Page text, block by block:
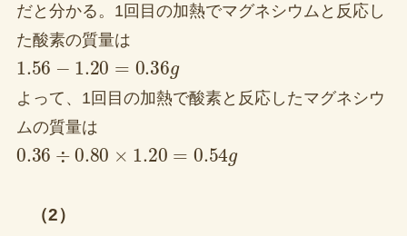
だと分かる。1回目の加熱でマグネシウムと反応し
た酸素の質量は
1.56 1.20= 0.36g
よって、1回目の加熱で酸素と反応したマグネシウ
ムの質量は
0.36 0.80× 1.20=0.54g
（2）